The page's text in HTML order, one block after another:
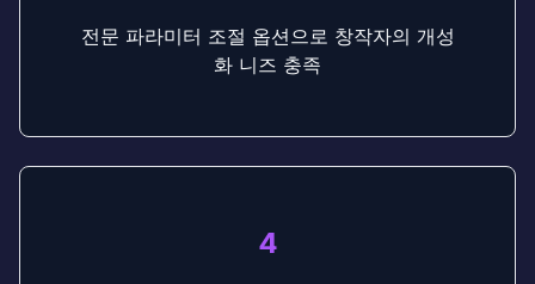
전문 파라미터 조절 옵션으로 창작자의 개성
화 니즈 충족
4